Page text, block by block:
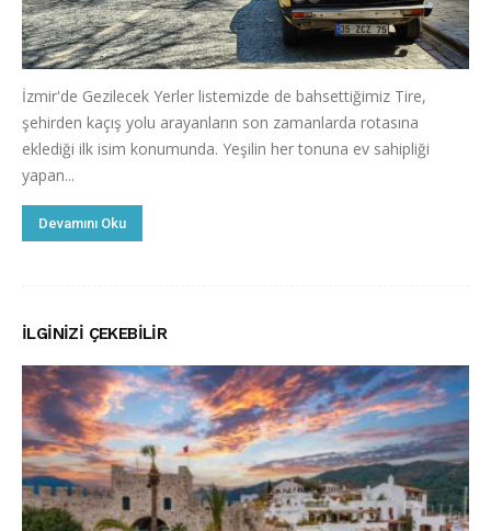
İzmir'de Gezilecek Yerler listemizde de bahsettiğimiz Tire,
şehirden kaçış yolu arayanların son zamanlarda rotasına
eklediği ilk isim konumunda. Yeşilin her tonuna ev sahipliği
yapan...
Devamını Oku
İLGINIZI ÇEKEBILIR